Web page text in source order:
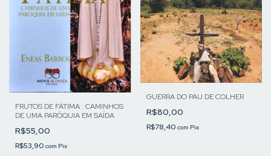
FRUTOS DE FÁTIMA : CAMINHOS
DE UMA PARÓQUIA EM SAÍDA
R$55,00
R$53,90 com Pix
GUERRA DO PAU DE COLHER
R$80,00
R$78,40 com Pix